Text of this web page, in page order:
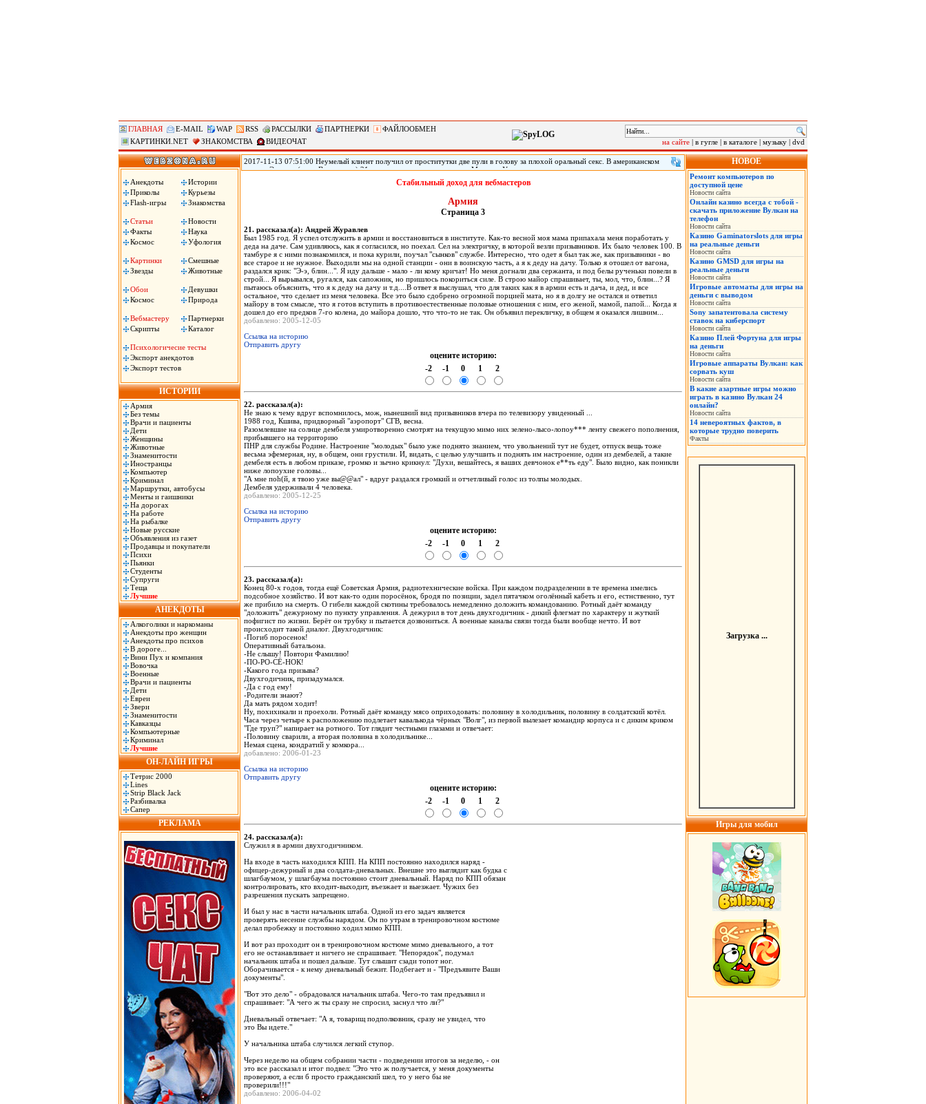
ГЛАВНАЯ E-MAIL WAP RSS РАССЫЛКИ ПАРТНЕРКИ
ФАЙЛООБМЕН
КАРТИНКИ.NET
ЗНАКОМСТВА ВИДЕОЧАТ на сайте | в гугле | в каталоге | музыку | dvd
Анекдоты
Истории
Приколы
Курьезы
Flash-игры
Знакомства
Статьи
Новости
Факты
Наука
Космос
Уфология
Картинки
Смешные
Звезды
Животные
Обои
Девушки
Космос
Природа
Вебмастеру
Партнерки
Скрипты
Каталог
Психологичесие тесты
Экспорт анекдотов
Экспорт тестов
ИСТОРИИ
Армия
Без темы
Врачи и пациенты
Дети
Женщины
Животные
Знаменитости
Иностранцы
Компьютер
Криминал
Маршрутки, автобусы
Менты и гаишники
На дорогах
На работе
На рыбалке
Новые русские
Объявления из газет
Продавцы и покупатели
Психи
Пьянки
Студенты
Супруги
Теща
Лучшие
АНЕКДОТЫ
Алкоголики и наркоманы
Анекдоты про женщин
Анекдоты про психов
В дороге...
Вини Пух и компания
Вовочка
Военные
Врачи и пациенты
Дети
Евреи
Звери
Знаменитости
Кавказцы
Компьютерные
Криминал
Лучшие
ОН-ЛАЙН ИГРЫ
Тетрис 2000
Lines
Strip Black Jack
Разбивалка
Сапер
РЕКЛАМА
2017-11-13 07:51:00 Неумелый клиент получил от проститутки две пули в голову за плохой оральный секс. В американском
городе Эверетт (штат Вашингтон) 21-летняя проститутка по имени Марисса Уоллен дважды выстрелила своему клиенту в
голову из-за того, что ей не понравился оральный секс с ним. Мужчину обнаружили живым спустя три дня после инцидента.
Пули застряли у него в голове, он не может говорить.Стабильный доход для вебмастеров
Армия
Страница 3
21. рассказал(а): Андрей Журавлев
Был 1985 год. Я успел отслужить в армии и восстановиться в институте. Как-то весной моя мама припахала меня поработать у
деда на даче. Сам удивляюсь, как я согласился, но поехал. Сел на электричку, в которой везли призывников. Их было человек 100. В
тамбуре я с ними познакомился, и пока курили, поучал "сынков" службе. Интересно, что одет я был так же, как призывники - во
все старое и не нужное. Выходили мы на одной станции - они в воинскую часть, а я к деду на дачу. Только я отошел от вагона,
раздался крик: "Э-э, блин...". Я иду дальше - мало - ли кому кричат! Но меня догнали два сержанта, и под белы рученьки повели в
строй... Я вырывался, ругался, как сапожник, но пришлось покориться силе. В строю майор спрашивает, ты, мол, что, блин...? Я
пытаюсь объяснить, что я к деду на дачу и т.д....В ответ я выслушал, что для таких как я в армии есть и дача, и дед, и все
остальное, что сделает из меня человека. Все это было сдобрено огромной порцией мата, но я в долгу не остался и ответил
майору в том смысле, что я готов вступить в противоестественные половые отношения с ним, его женой, мамой, папой... Когда я
дошел до его предков 7-го колена, до майора дошло, что что-то не так. Он объявил перекличку, в общем я оказался лишним...
добавлено: 2005-12-05
Ссылка на историю
Отправить другу
оцените историю:
-2
-1 0 1 2
22. рассказал(а):
Не знаю к чему вдруг вспомнилось, мож, нынешний вид призывников вчера по телевизору увиденный ...
1988 год, Кшива, придворный "аэропорт" СГВ, весна.
Разомлевшие на солнце дембеля умиротворенно смотрят на текущую мимо них зелено-лысо-лопоу*** ленту свежего пополнения,
прибывшего на территорию
ПНР для службы Родине. Настроение "молодых" было уже поднято знанием, что увольнений тут не будет, отпуск вещь тоже
весьма эфемерная, ну, в общем, они грустили. И, видать, с целью улучшить и поднять им настроение, один из дембелей, а такие
дембеля есть в любом приказе, громко и зычно крикнул: "Духи, вешайтесь, я ваших девчонок е**ть еду". Было видно, как поникли
ниже лопоухие головы...
"А мне поh(й, я твою уже вы@@ал" - вдруг раздался громкий и отчетливый голос из толпы молодых.
Дембеля удерживали 4 человека.
добавлено: 2005-12-25
Ссылка на историю
Отправить другу
оцените историю:
-2
-1 0 1 2
23. рассказал(а):
Конец 80-х годов, тогда ещё Советская Армия, радиотехнические войска. При каждом подразделении в те времена имелись
подсобное хозяйство. И вот как-то один поросёнок, бродя по позиции, задел пятачком оголённый кабеть и его, естнственно, тут
же прибило на смерть. О гибели каждой скотины требовалось немедленно доложить командованию. Ротный даёт команду
"доложить" дежурному по пункту управления. А дежурил в тот день двухгодичник - дикий флегмат по характеру и жуткий
пофигист по жизни. Берёт он трубку и пытается дозвониться. А военные каналы связи тогда были вообще нечто. И вот
происходит такой диалог. Двухгодичник:
-Погиб поросенок!
Оперативный батальона.
-Не слышу! Повтори Фамилию!
-ПО-РО-СЁ-НОК!
-Какого года призыва?
Двухгодичник, призадумался.
-Да с год ему!
-Родители знают?
Да мать рядом ходит!
Ну, похихикали и проехоли. Ротный даёт команду мясо оприходовать: половину в холодильник, половину в солдатский котёл.
Часа через четыре к расположению подлетает кавалькода чёрных "Волг", из первой вылезает командир корпуса и с диким криком
"Где труп?" напирает на ротного. Тот глядит честными глазами и отвечает:
-Половину сварили, а вторая половина в холодильнике...
Немая сцена, кондратий у комкора...
добавлено: 2006-01-23
Ссылка на историю
Отправить другу
оцените историю:
-2
-1 0 1 2
24. рассказал(а):
Служил я в армии двухгодичником.
На входе в часть находился КПП. На КПП постоянно находился наряд -
офицер-дежурный и два солдата-дневальных. Внешне это выглядит как будка с
шлагбаумом, у шлагбаума постоянно стоит дневальный. Наряд по КПП обязан
контролировать, кто входит-выходит, въезжает и выезжает. Чужих без
разрешения пускать запрещено.
И был у нас в части начальник штаба. Одной из его задач является
проверять несение службы нарядом. Он по утрам в тренировочном костюме
делал пробежку и постоянно ходил мимо КПП.
И вот раз проходит он в тренировочном костюме мимо дневального, а тот
его не останавливает и ничего не спрашивает. "Непорядок", подумал
начальник штаба и пошел дальше. Тут слышит сзади топот ног.
Оборачивается - к нему дневальный бежит. Подбегает и - "Предъявите Ваши
документы".
"Вот это дело" - обрадовался начальник штаба. Чего-то там предъявил и
спрашивает: "А чего ж ты сразу не спросил, заснул что ли?"
Дневальный отвечает: "А я, товарищ подполковник, сразу не увидел, что
это Вы идете."
У начальника штаба случился легкий ступор.
Через неделю на общем собрании части - подведении итогов за неделю, - он
это все рассказал и итог подвел: "Это что ж получается, у меня документы
проверяют, а если б просто гражданский шел, то у него бы не
проверили!!!"
добавлено: 2006-04-02
НОВОЕ
Ремонт компьютеров по
доступной цене
Новости сайта
Онлайн казино всегда с тобой -
скачать приложение Вулкан на
телефон
Новости сайта
Казино Gaminatorslots для игры
на реальные деньги
Новости сайта
Казино GMSD для игры на
реальные деньги
Новости сайта
Игровые автоматы для игры на
деньги с выводом
Новости сайта
Sony запатентовала систему
ставок на киберспорт
Новости сайта
Казино Плей Фортуна для игры
на деньги
Новости сайта
Игровые аппараты Вулкан: как
сорвать куш
Новости сайта
В какие азартные игры можно
играть в казино Вулкан 24
онлайн?
Новости сайта
14 невероятных фактов, в
которые трудно поверить
Факты
Загрузка ...
Игры для мобил